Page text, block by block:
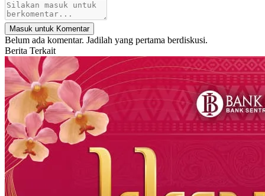
Masuk untuk Komentar
Belum ada komentar. Jadilah yang pertama berdiskusi.
Berita Terkait